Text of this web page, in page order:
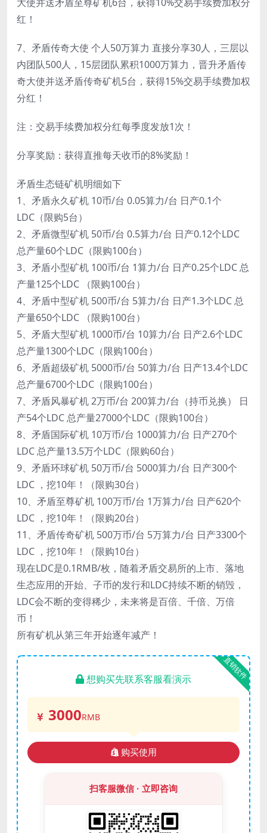
红！
7、矛盾传奇大使 个人50万算力 直接分享30人，三层以
内团队500人，15层团队累积1000万算力，晋升矛盾传
奇大使并送矛盾传奇矿机5台，获得15%交易手续费加权
分红！
注：交易手续费加权分红每季度发放1次！
分享奖励：获得直推每天收币的8%奖励！
矛盾生态链矿机明细如下
1、矛盾永久矿机 10币/台 0.05算力/台 日产0.1个
LDC（限购5台）
2、矛盾微型矿机 50币/台 0.5算力/台 日产0.12个LDC
总产量60个LDC（限购100台）
3、矛盾小型矿机 100币/台 1算力/台 日产0.25个LDC 总
产量125个LDC （限购100台）
4、矛盾中型矿机 500币/台 5算力/台 日产1.3个LDC 总
产量650个LDC （限购100台）
5、矛盾大型矿机 1000币/台 10算力/台 日产2.6个LDC
总产量1300个LDC（限购100台）
6、矛盾超级矿机 5000币/台 50算力/台 日产13.4个LDC
总产量6700个LDC（限购100台）
7、矛盾风暴矿机 2万币/台 200算力/台（持币兑换） 日
产54个LDC 总产量27000个LDC（限购100台）
8、矛盾国际矿机 10万币/台 1000算力/台 日产270个
LDC 总产量13.5万个LDC（限购60台）
9、矛盾环球矿机 50万币/台 5000算力/台 日产300个
LDC ，挖10年！（限购30台）
10、矛盾至尊矿机 100万币/台 1万算力/台 日产620个
LDC ，挖10年！（限购20台）
11、矛盾传奇矿机 500万币/台 5万算力/台 日产3300个
LDC ，挖10年！（限购10台）
现在LDC是0.1RMB/枚，随着矛盾交易所的上市、落地
生态应用的开始、子币的发行和LDC持续不断的销毁，
LDC会不断的变得稀少，未来将是百倍、千倍、万倍
币！
所有矿机从第三年开始逐年减产！
直销软件
想购买先联系客服看演示
3000RMB
购买使用
扫客服微信 · 立即咨询